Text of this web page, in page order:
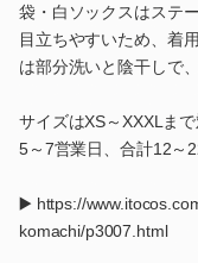
袋・白ソックスはステ
目立ちやすいため、着
は部分洗いと陰干しで
サイズはXS～XXXLま
5～7営業日、合計12～
▶️ https://
komachi/p3007.html